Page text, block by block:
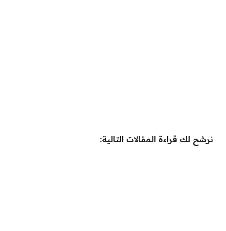
نرشح لك قراءة المقالات التالية: